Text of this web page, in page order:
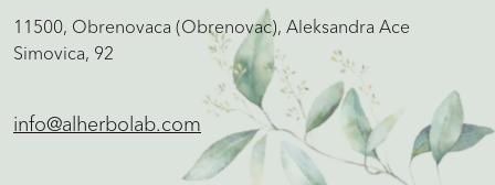
11500, Obrenovaca (Obrenovac), Aleksandra Ace
Simovica, 92
info@alherbolab.com